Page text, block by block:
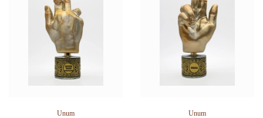
Unum Unum